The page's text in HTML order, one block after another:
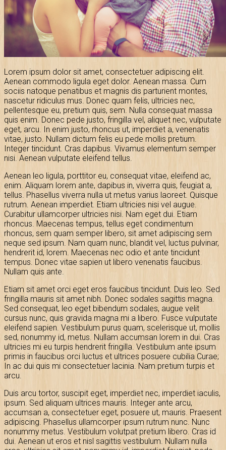
Lorem ipsum dolor sit amet, consectetuer adipiscing elit.
Aenean commodo ligula eget dolor. Aenean massa. Cum
sociis natoque penatibus et magnis dis parturient montes,
nascetur ridiculus mus. Donec quam felis, ultricies nec,
pellentesque eu, pretium quis, sem. Nulla consequat massa
quis enim. Donec pede justo, fringilla vel, aliquet nec, vulputate
eget, arcu. In enim justo, rhoncus ut, imperdiet a, venenatis
vitae, justo. Nullam dictum felis eu pede mollis pretium.
Integer tincidunt. Cras dapibus. Vivamus elementum semper
nisi. Aenean vulputate eleifend tellus.
Aenean leo ligula, porttitor eu, consequat vitae, eleifend ac,
enim. Aliquam lorem ante, dapibus in, viverra quis, feugiat a,
tellus. Phasellus viverra nulla ut metus varius laoreet. Quisque
rutrum. Aenean imperdiet. Etiam ultricies nisi vel augue.
Curabitur ullamcorper ultricies nisi. Nam eget dui. Etiam
rhoncus. Maecenas tempus, tellus eget condimentum
rhoncus, sem quam semper libero, sit amet adipiscing sem
neque sed ipsum. Nam quam nunc, blandit vel, luctus pulvinar,
hendrerit id, lorem. Maecenas nec odio et ante tincidunt
tempus. Donec vitae sapien ut libero venenatis faucibus.
Nullam quis ante.
Etiam sit amet orci eget eros faucibus tincidunt. Duis leo. Sed
fringilla mauris sit amet nibh. Donec sodales sagittis magna.
Sed consequat, leo eget bibendum sodales, augue velit
cursus nunc, quis gravida magna mi a libero. Fusce vulputate
eleifend sapien. Vestibulum purus quam, scelerisque ut, mollis
sed, nonummy id, metus. Nullam accumsan lorem in dui. Cras
ultricies mi eu turpis hendrerit fringilla. Vestibulum ante ipsum
primis in faucibus orci luctus et ultrices posuere cubilia Curae;
In ac dui quis mi consectetuer lacinia. Nam pretium turpis et
arcu.
Duis arcu tortor, suscipit eget, imperdiet nec, imperdiet iaculis,
ipsum. Sed aliquam ultrices mauris. Integer ante arcu,
accumsan a, consectetuer eget, posuere ut, mauris. Praesent
adipiscing. Phasellus ullamcorper ipsum rutrum nunc. Nunc
nonummy metus. Vestibulum volutpat pretium libero. Cras id
dui. Aenean ut eros et nisl sagittis vestibulum. Nullam nulla